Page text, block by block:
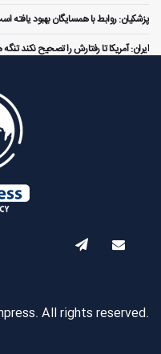
پزشکیان: روابط با همسایگان بهبود
ایران: آمریکا تا رفتارش را تصحیح نکند
All rights reserved.